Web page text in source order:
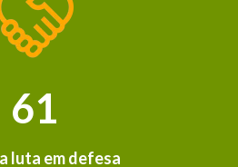
61
luta em defesa